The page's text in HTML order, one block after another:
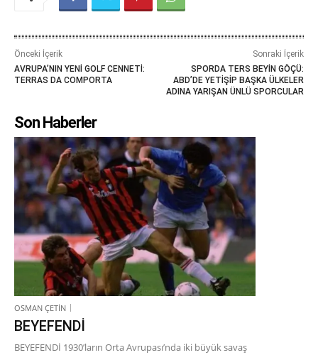
Önceki İçerik
AVRUPA’NIN YENİ GOLF CENNETİ:
TERRAS DA COMPORTA
Sonraki İçerik
SPORDA TERS BEYİN GÖÇÜ:
ABD’DE YETİŞİP BAŞKA ÜLKELER
ADINA YARIŞAN ÜNLÜ SPORCULAR
Son Haberler
OSMAN ÇETİN
BEYEFENDİ
BEYEFENDİ 1930’ların Orta Avrupası’nda iki büyük savaş